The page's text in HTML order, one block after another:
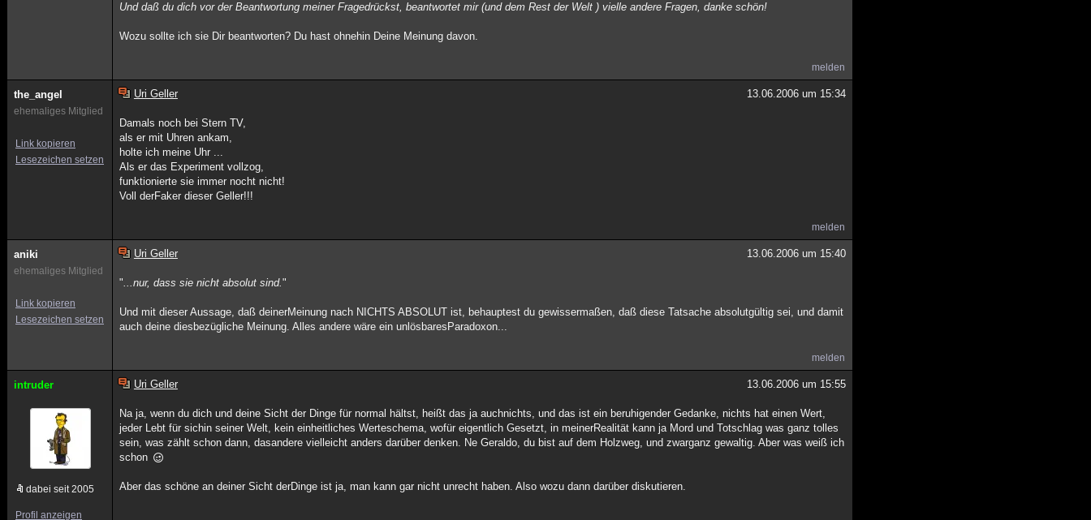
Und daß du dich vor der Beantwortung meiner Fragedrückst, beantwortet mir (und dem Rest der Welt ) vielle andere Fragen, danke schön!
Wozu sollte ich sie Dir beantworten? Du hast ohnehin Deine Meinung davon.
melden
the_angel
ehemaliges Mitglied
Link kopieren
Lesezeichen setzen
Uri Geller 13.06.2006 um 15:34
Damals noch bei Stern TV,
als er mit Uhren ankam,
holte ich meine Uhr ...
Als er das Experiment vollzog,
funktionierte sie immer nocht nicht!
Voll derFaker dieser Geller!!!
melden
aniki
ehemaliges Mitglied
Link kopieren
Lesezeichen setzen
Uri Geller 13.06.2006 um 15:40
"...nur, dass sie nicht absolut sind."
Und mit dieser Aussage, daß deinerMeinung nach NICHTS ABSOLUT ist, behauptest du gewissermaßen, daß diese Tatsache absolutgültig sei, und damit
auch deine diesbezügliche Meinung. Alles andere wäre ein unlösbaresParadoxon...
melden
intruder
dabei seit 2005
Profil anzeigen
Uri Geller 13.06.2006 um 15:55
Na ja, wenn du dich und deine Sicht der Dinge für normal hältst, heißt das ja auchnichts, und das ist ein beruhigender Gedanke, nichts hat einen Wert,
jeder Lebt für sichin seiner Welt, kein einheitliches Werteschema, wofür eigentlich Gesetzt, in meinerRealität kann ja Mord und Totschlag was ganz tolles
sein, was zählt schon dann, dasandere vielleicht anders darüber denken. Ne Geraldo, du bist auf dem Holzweg, und zwarganz gewaltig. Aber was weiß ich
schon
Aber das schöne an deiner Sicht derDinge ist ja, man kann gar nicht unrecht haben. Also wozu dann darüber diskutieren.